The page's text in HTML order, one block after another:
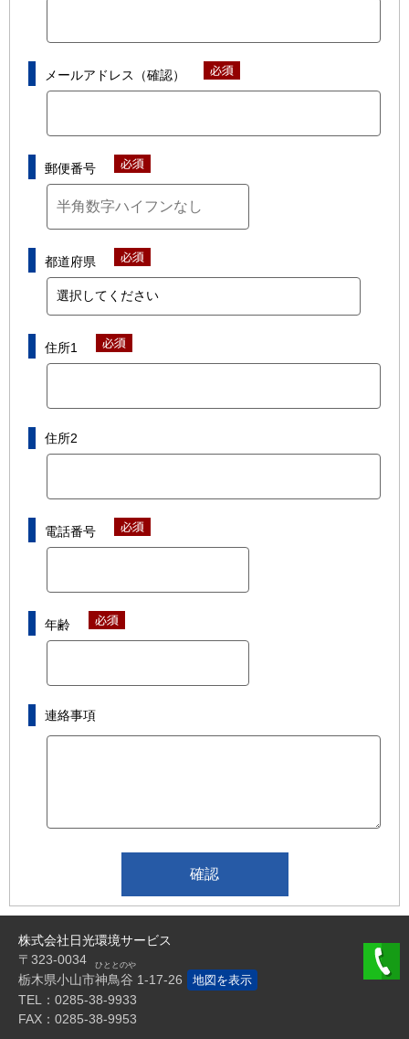
メールアドレス（確認）
郵便番号
都道府県
住所1
住所2
電話番号
年齢
連絡事項
株式会社日光環境サービス
〒323-0034
栃木県小山市神鳥谷 1-17-26 地図を表示
TEL：0285-38-9933
FAX：0285-38-9953